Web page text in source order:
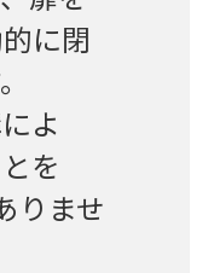
に閉
よ
を
りませ